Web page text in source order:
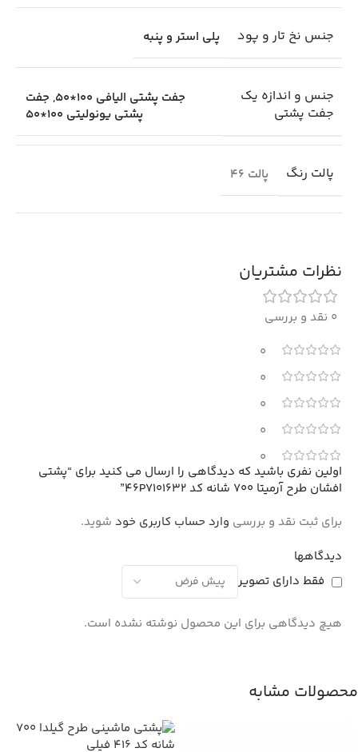
جنس نخ تار و پود پلی استر و پنبه
جنس و اندازه یک
جفت پشتی
جفت پشتی الیافی 100*50 , جفت
پشتی یونولیتی 100*50
پالت رنگ پالت 46
نظرات مشتریان
0 نقد و بررسی
0
0
0
0
0
دیدگاهها
فقط دارای تصویر
هیچ دیدگاهی برای این محصول نوشته نشده است.
اولین نفری باشید که دیدگاهی را ارسال می کنید برای “پشتی
افشان طرح آرمیتا 700 شانه کد 46P7101632”
برای ثبت نقد و بررسی وارد حساب کاربری خود شوید.
محصولات مشابه